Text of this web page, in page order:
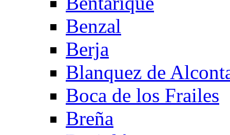
Benzal
Berja
Blanquez de
Boca de los Frailes
Breña